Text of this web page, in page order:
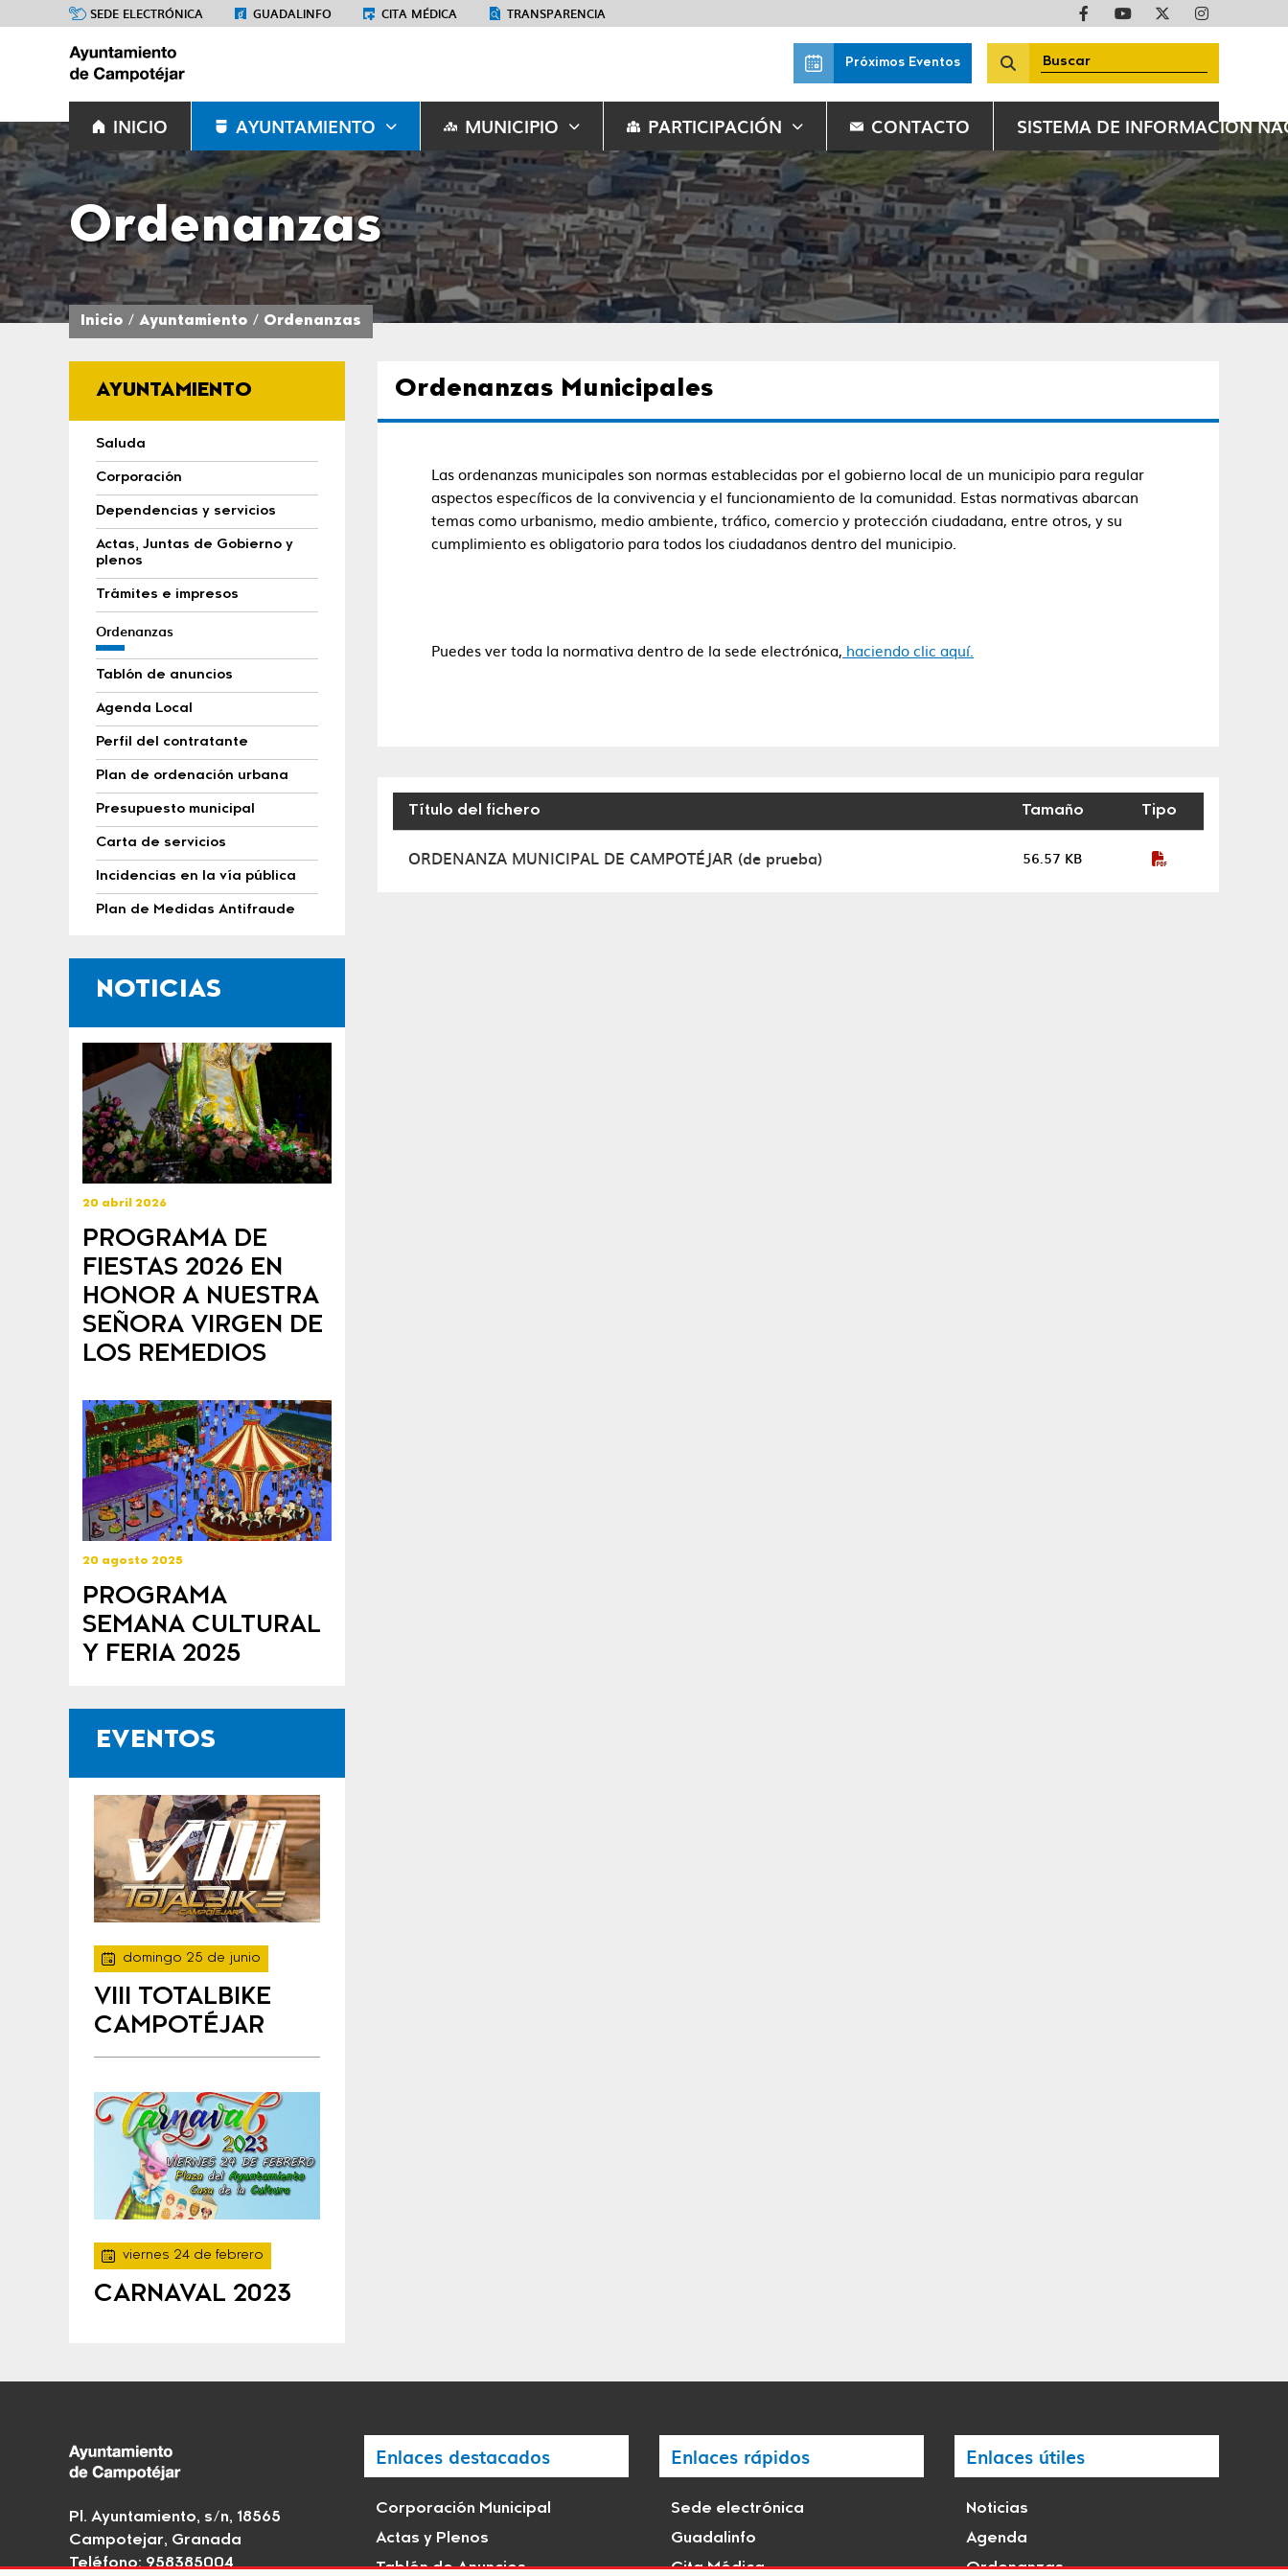
SEDE ELECTRÓNICA GUADALINFO CITA MÉDICA TRANSPARENCIA
Próximos Eventos
INICIO AYUNTAMIENTO MUNICIPIO PARTICIPACIÓN CONTACTO SISTEMA DE INFORMACIÓN
Ordenanzas
Inicio Ayuntamiento Ordenanzas
AYUNTAMIENTO
Saluda
Corporación
Dependencias y servicios
Actas, Juntas de Gobierno y
plenos
Trámites e impresos
Ordenanzas
Tablón de anuncios
Agenda Local
Perfil del contratante
Plan de ordenación urbana
Presupuesto municipal
Carta de servicios
Incidencias en la vía pública
Plan de Medidas Antifraude
NOTICIAS
20 abril 2026
PROGRAMA DE
FIESTAS 2026 EN
HONOR A NUESTRA
SEÑORA VIRGEN DE
LOS REMEDIOS
20 agosto 2025
PROGRAMA
SEMANA CULTURAL
Y FERIA 2025
EVENTOS
domingo 25 de junio
VIII TOTALBIKE
CAMPOTÉJAR
viernes 24 de febrero
CARNAVAL 2023
Ordenanzas Municipales
Las ordenanzas municipales son normas establecidas por el gobierno local de un municipio para regular
aspectos específicos de la convivencia y el funcionamiento de la comunidad. Estas normativas abarcan
temas como urbanismo, medio ambiente, tráfico, comercio y protección ciudadana, entre otros, y su
cumplimiento es obligatorio para todos los ciudadanos dentro del municipio.
Puedes ver toda la normativa dentro de la sede electrónica, haciendo clic aquí.
Título del fichero Tamaño Tipo
ORDENANZA MUNICIPAL DE CAMPOTÉJAR (de prueba) 56.57 KB
Pl. Ayuntamiento, s/n, 18565
Campotejar, Granada
Teléfono: 958385004
Enlaces destacados
Corporación Municipal
Actas y Plenos
Tablón de Anuncios
Enlaces rápidos
Sede electrónica
Guadalinfo
Cita Médica
Enlaces útiles
Noticias
Agenda
Ordenanzas